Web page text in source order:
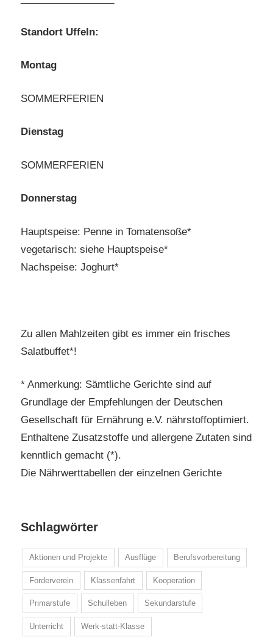
Standort Uffeln:
Montag
SOMMERFERIEN
Dienstag
SOMMERFERIEN
Donnerstag
Hauptspeise: Penne in Tomatensoße*
vegetarisch: siehe Hauptspeise*
Nachspeise: Joghurt*
Zu allen Mahlzeiten gibt es immer ein frisches
Salatbuffet*!
* Anmerkung: Sämtliche Gerichte sind auf
Grundlage der Empfehlungen der Deutschen
Gesellschaft für Ernährung e.V. nährstoffoptimiert.
Enthaltene Zusatzstoffe und allergene Zutaten sind
kenntlich gemacht (*).
Die Nährwerttabellen der einzelnen Gerichte
Schlagwörter
Aktionen und Projekte Ausflüge Berufsvorbereitung
Förderverein Klassenfahrt Kooperation
Primarstufe Schulleben Sekundarstufe
Unterricht Werk-statt-Klasse